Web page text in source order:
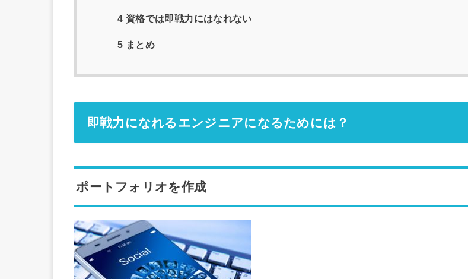
4 資格では即戦力にはなれない
5 まとめ
即戦力になれるエンジニアになるためには？
ポートフォリオを作成